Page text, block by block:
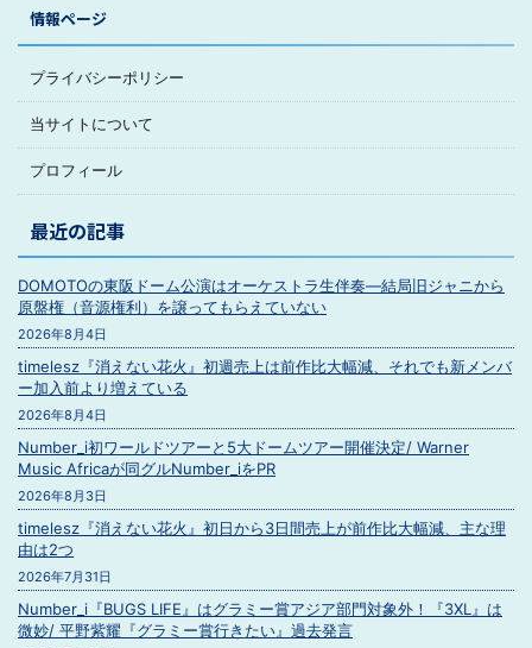
情報ページ
プライバシーポリシー
当サイトについて
プロフィール
最近の記事
DOMOTOの東阪ドーム公演はオーケストラ生伴奏―結局旧ジャニから
原盤権（音源権利）を譲ってもらえていない
2026年8月4日
timelesz『消えない花火』初週売上は前作比大幅減、それでも新メンバ
ー加入前より増えている
2026年8月4日
Number_i初ワールドツアーと5大ドームツアー開催決定/ Warner
Music Africaが同グルNumber_iをPR
2026年8月3日
timelesz『消えない花火』初日から3日間売上が前作比大幅減、主な理
由は2つ
2026年7月31日
Number_i『BUGS LIFE』はグラミー賞アジア部門対象外！『3XL』は
微妙/ 平野紫耀『グラミー賞行きたい』過去発言